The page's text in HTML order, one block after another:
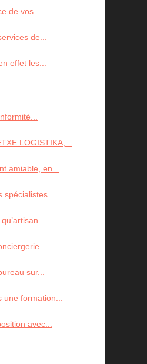
de vos...
de...
effet les...
LOGISTIKA,...
amiable, en...
sur...
formation...
avec...